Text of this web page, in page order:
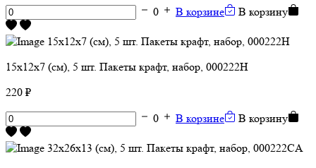
0
В корзине В корзину
15х12х7 (см), 5 шт. Пакеты крафт, набор, 000222H
220 ₽
0
В корзине В корзину